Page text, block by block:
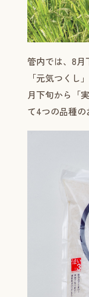
管内では、8月
「元気つくし
月下旬から「
て4つの品種の